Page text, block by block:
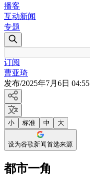
播客
互动新闻
专题
订阅
曹亚琦
发布/2025年7月6日 04:55
小 标准 中 大
设为谷歌新闻首选来源
都市一角